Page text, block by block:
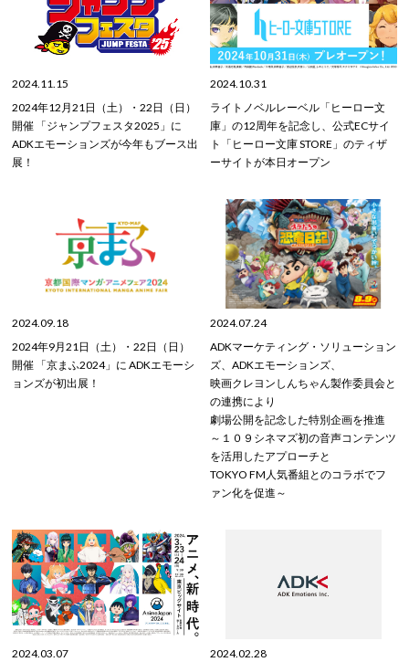
2024.11.15
2024年12月21日（土）・22日（日）
開催 「ジャンプフェスタ2025」に
ADKエモーションズが今年もブース出
展！
2024.10.31
ライトノベルレーベル「ヒーロー文
庫」の12周年を記念し、公式ECサイ
ト「ヒーロー文庫 STORE」のティザ
ーサイトが本日オープン
2024.09.18
2024年9月21日（土）・22日（日）
開催 「京まふ2024」に ADKエモーシ
ョンズが初出展！
2024.07.24
ADKマーケティング・ソリューション
ズ、ADKエモーションズ、
映画クレヨンしんちゃん製作委員会と
の連携により
劇場公開を記念した特別企画を推進
～１０９シネマズ初の音声コンテンツ
を活用したアプローチと
TOKYO FM人気番組とのコラボでフ
ァン化を促進～
2024.03.07
2024.02.28